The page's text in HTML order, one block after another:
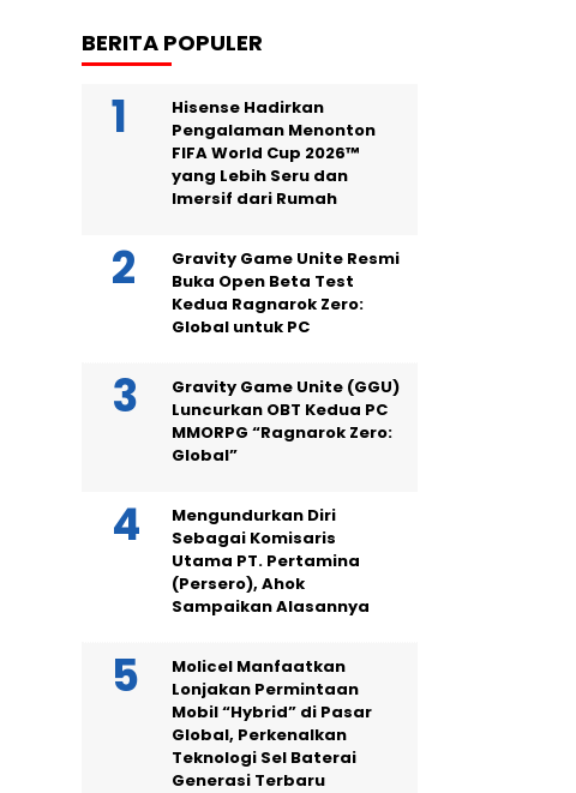
BERITA POPULER
Hisense Hadirkan
Pengalaman Menonton
FIFA World Cup 2026™
yang Lebih Seru dan
Imersif dari Rumah
Gravity Game Unite Resmi
Buka Open Beta Test
Kedua Ragnarok Zero:
Global untuk PC
Gravity Game Unite (GGU)
Luncurkan OBT Kedua PC
MMORPG “Ragnarok Zero:
Global”
Mengundurkan Diri
Sebagai Komisaris
Utama PT. Pertamina
(Persero), Ahok
Sampaikan Alasannya
Molicel Manfaatkan
Lonjakan Permintaan
Mobil “Hybrid” di Pasar
Global, Perkenalkan
Teknologi Sel Baterai
Generasi Terbaru